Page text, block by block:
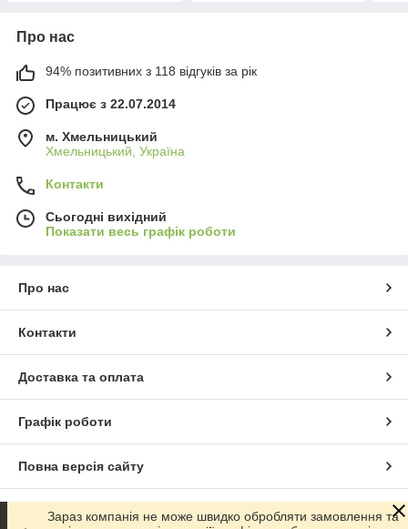
Про нас
94% позитивних з 118 відгуків за рік
Працює з 22.07.2014
м. Хмельницький
Хмельницький, Україна
Контакти
Сьогодні вихідний
Показати весь графік роботи
Про нас
Контакти
Доставка та оплата
Графік роботи
Повна версія сайту
Сайт створено на маркетплейсіProm.ua
Зараз компанія не може швидко обробляти замовлення та